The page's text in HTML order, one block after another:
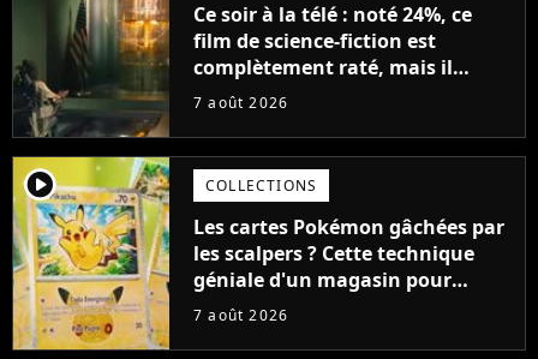
Ce soir à la télé : noté 24%, ce
film de science-fiction est
complètement raté, mais il
aurait pu être encore pire à
7 août 2026
player2 COLLECTIONS
Les cartes Pokémon gâchées par
les scalpers ? Cette technique
géniale d'un magasin pour
ruiner les revendeurs
7 août 2026